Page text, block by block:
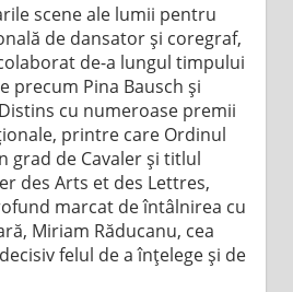
scene ale lumii pentru
de dansator și coregraf,
de-a lungul timpului
precum Pina Bausch și
cu numeroase premii
printre care Ordinul
grad de Cavaler și titlul
des Arts et des Lettres,
marcat de întâlnirea cu
Miriam Răducanu, cea
felul de a înțelege și de